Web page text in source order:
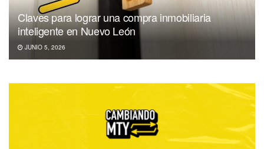
Claves para lograr una compra inmobiliaria
inteligente en Nuevo León
JUNIO 5, 2026